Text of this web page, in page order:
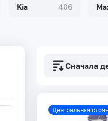
Kia 406
Сначала
Центральная